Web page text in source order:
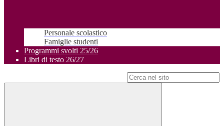
Personale scolastico
Famiglie studenti
Programmi svolti 25/26
Libri di testo 26/27